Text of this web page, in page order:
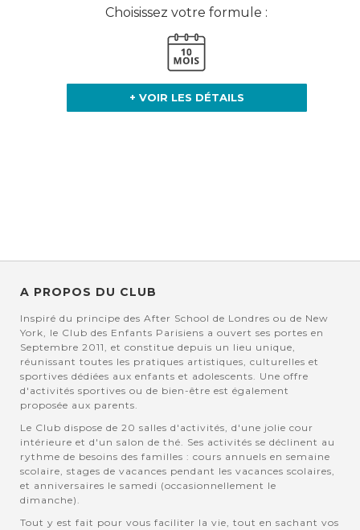
Choisissez votre formule :
+ VOIR LES DÉTAILS
A PROPOS DU CLUB
Inspiré du principe des After School de Londres ou de New
York, le Club des Enfants Parisiens a ouvert ses portes en
Septembre 2011, et constitue depuis un lieu unique,
réunissant toutes les pratiques artistiques, culturelles et
sportives dédiées aux enfants et adolescents. Une offre
d'activités sportives ou de bien-être est également
proposée aux parents.
Le Club dispose de 20 salles d'activités, d'une jolie cour
intérieure et d'un salon de thé. Ses activités se déclinent au
rythme de besoins des familles : cours annuels en semaine
scolaire, stages de vacances pendant les vacances scolaires,
et anniversaires le samedi (occasionnellement le
dimanche).
Tout y est fait pour vous faciliter la vie, tout en sachant vos